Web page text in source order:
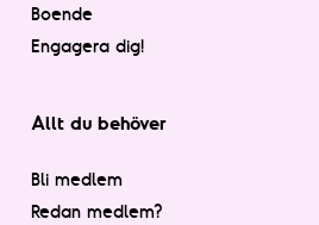
Boende
Engagera dig!
Allt du behöver
Bli medlem
Redan medlem?